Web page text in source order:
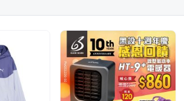
瑜珈球 / 抗力球 健康步道
懸吊阻力 / 彈力拉繩 桌子 拉筋板 / 平衡板
腿機 / 騎馬機 造型燈 運動腰包